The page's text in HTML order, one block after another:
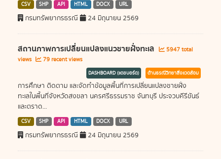
CSV SHP API HTML DOCX URL
กรมทรัพยากรธรณี 24 มิถุนายน 2569
สถานภาพการเปลี่ยนแปลงแนวชายฝั่งทะเล
5947 total
views
79 recent views
DASHBOARD (แดชบอร์ด) ด้านธรณีวิทยาสิ่งแวดล้อม
การศึกษา ติดตาม และจัดทำข้อมูลพื้นที่การเปลี่ยนแปลงชายฝั่ง
ทะเลในพื้นที่จังหวัดสงขลา นครศรีธรรมราช จันทบุรี ประจวบคีรีขันธ์
และตราด...
CSV SHP API HTML DOCX URL
กรมทรัพยากรธรณี 24 มิถุนายน 2569